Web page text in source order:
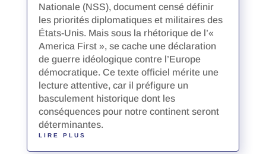
Nationale (NSS), document censé définir
les priorités diplomatiques et militaires des
États-Unis. Mais sous la rhétorique de l’«
America First », se cache une déclaration
de guerre idéologique contre l’Europe
démocratique. Ce texte officiel mérite une
lecture attentive, car il préfigure un
basculement historique dont les
conséquences pour notre continent seront
déterminantes.
LIRE PLUS